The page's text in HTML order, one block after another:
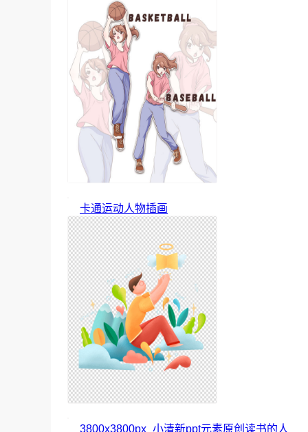
卡通运动人物插画
3800x3800px_小清新ppt元素原创读书的人